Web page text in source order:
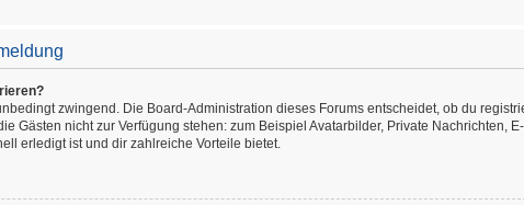
zwingend. Die Board-Administration dieses Forums entscheidet, ob du
Gästen nicht zur Verfügung stehen: zum Beispiel Avatarbilder, Private
erledigt ist und dir zahlreiche Vorteile bietet.